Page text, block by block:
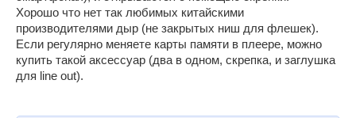
Хорошо что нет так любимых китайскими
производителями дыр (не закрытых ниш для флешек).
Если регулярно меняете карты памяти в плеере, можно
купить такой аксессуар (два в одном, скрепка, и заглушка
для line out).